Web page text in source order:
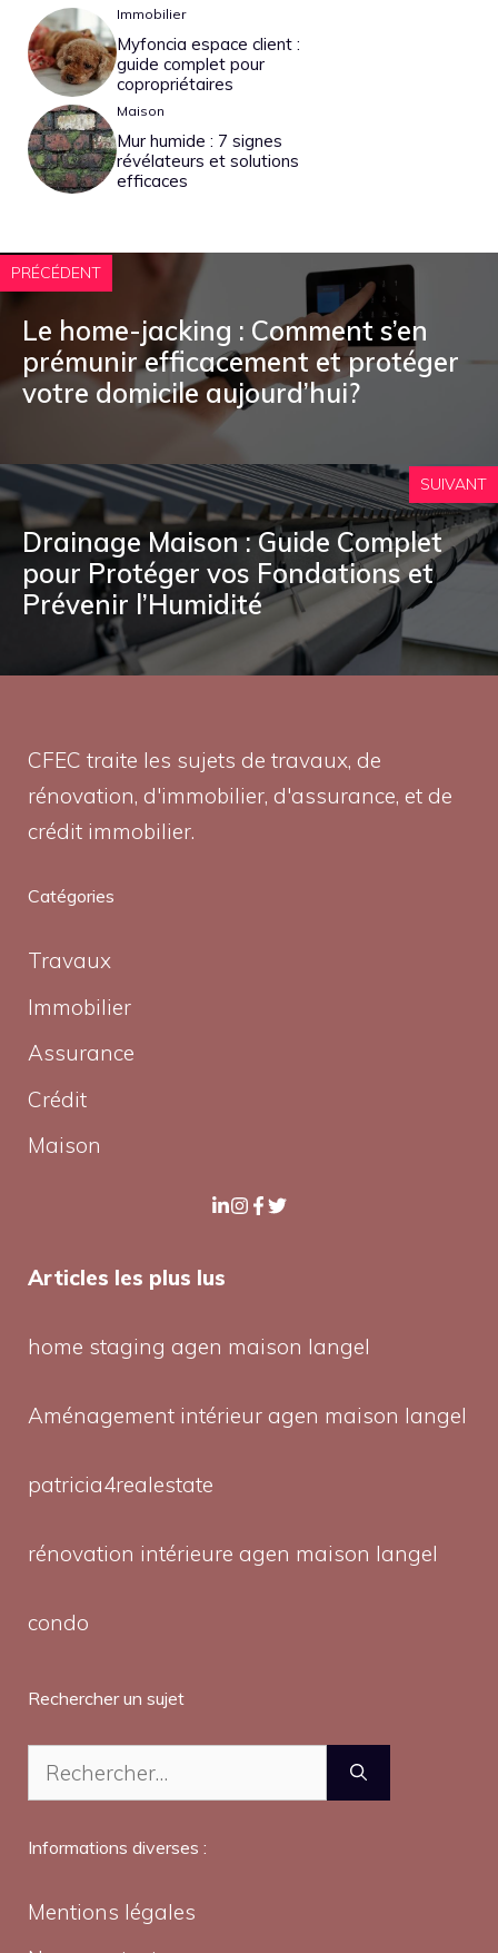
Immobilier
Myfoncia espace client :
guide complet pour
copropriétaires
Maison
Mur humide : 7 signes
révélateurs et solutions
efficaces
PRÉCÉDENT
Le home-jacking : Comment s’en
prémunir efficacement et protéger
votre domicile aujourd’hui?
SUIVANT
Drainage Maison : Guide Complet
pour Protéger vos Fondations et
Prévenir l’Humidité
CFEC traite les sujets de travaux, de
rénovation, d'immobilier, d'assurance, et de
crédit immobilier.
Catégories
Travaux
Immobilier
Assurance
Crédit
Maison
Articles les plus lus
home staging agen maison langel
Aménagement intérieur agen maison langel
patricia4realestate
rénovation intérieure agen maison langel
condo
Rechercher un sujet
Rechercher :
Informations diverses :
Mentions légales